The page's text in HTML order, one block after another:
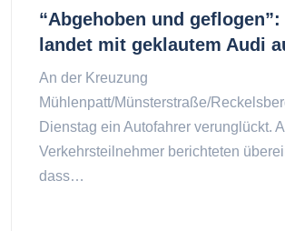
“Abgehoben und
landet mit geklautem Audi
An der Kreuzung
Mühlenpatt/Münsterstraße/
Dienstag ein Autofahrer verunglückt.
Verkehrsteilnehmer berichteten
dass…